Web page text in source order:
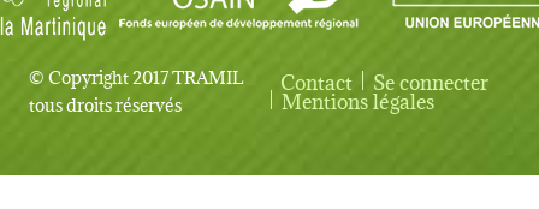
© Copyright 2017 TRAMIL
tous droits réservés
User account menu
Contact Se connecter
Mentions légales